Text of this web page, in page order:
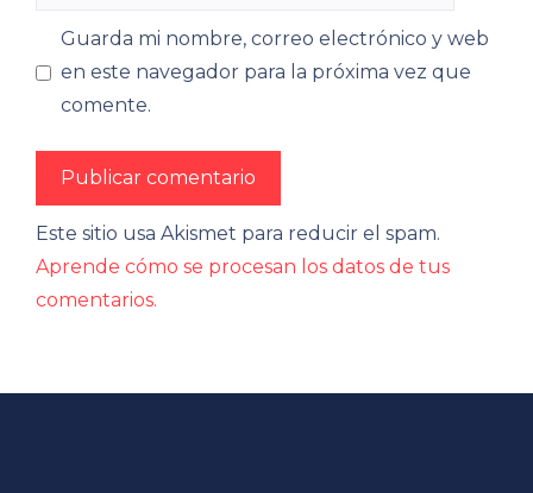
Guarda mi nombre, correo electrónico y web
en este navegador para la próxima vez que
comente.
Este sitio usa Akismet para reducir el spam.
Aprende cómo se procesan los datos de tus
comentarios.